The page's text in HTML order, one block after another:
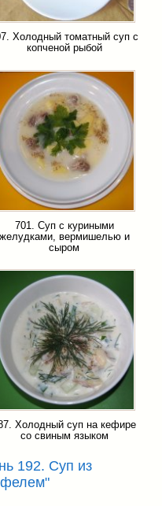
Холодный томатный суп с
копченой рыбой
701. Суп с куриными
желудками, вермишелью и
сыром
Холодный суп на кефире
со свиным языком
192. Суп из